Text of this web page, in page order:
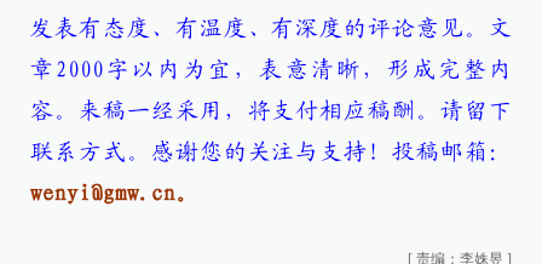
发表有态度、有温度、有深度的评论意见。文
章2000字以内为宜，表意清晰，形成完整内
容。来稿一经采用，将支付相应稿酬。请留下
联系方式。感谢您的关注与支持！投稿邮箱：
wenyi@gmw.cn。
[ 责编：李姝昱 ]